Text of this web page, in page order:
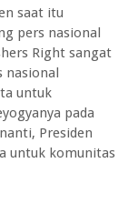
saat itu
pers nasional
Right sangat
nasional
untuk
pada
Presiden
untuk komunitas